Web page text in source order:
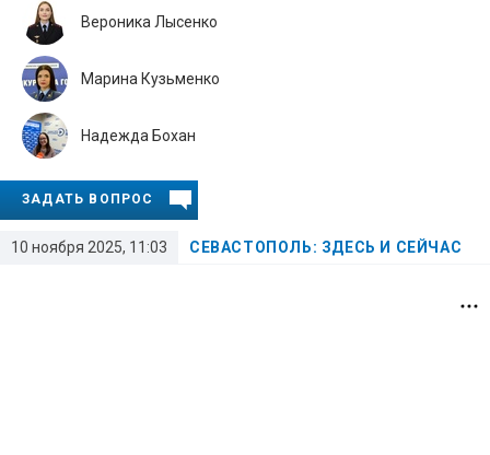
10 ноября 2025, 11:03 СЕВАСТОПОЛЬ: ЗДЕСЬ И СЕЙЧАС
Вероника Лысенко
Марина Кузьменко
Надежда Бохан
ЗАДАТЬ ВОПРОС